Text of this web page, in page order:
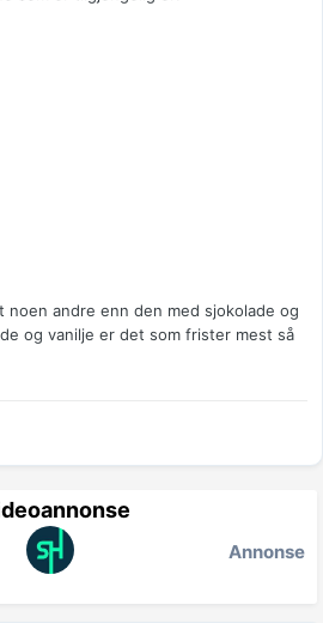
noen andre enn den med sjokolade og
og vanilje er det som frister mest så
Annonse